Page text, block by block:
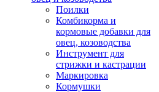
Поилки
Комбикорма и
кормовые добавки для
овец, козоводства
Инструмент для
стрижки и кастрации
Маркировка
Кормушки